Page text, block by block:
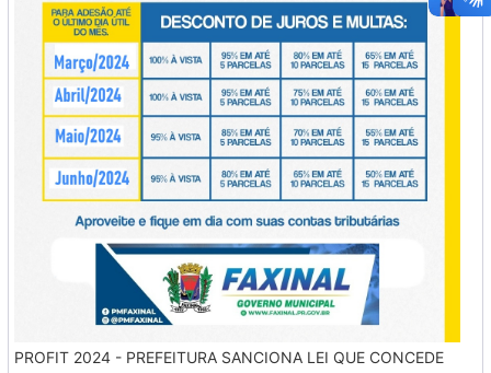
PROFIT 2024 - PREFEITURA SANCIONA LEI QUE CONCEDE